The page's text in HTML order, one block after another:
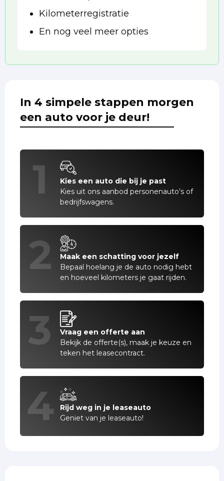
Kilometerregistratie
En nog veel meer opties
In 4 simpele stappen morgen
een auto voor je deur!
1
Kies een auto die bij je past
Kies uit ons aanbod personenauto’s of
bedrijfswagens.
2
Maak een schatting voor jezelf
Bepaal hoelang je de auto nodig hebt
en hoeveel kilometers je gaat rijden.
3
Vraag een offerte aan
Bekijk de offerte(s), maak je keuze en
teken het leasecontract.
4
Rijd weg in je leaseauto
Geniet van je leaseauto!